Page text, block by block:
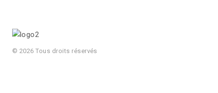
© 2026 Tous droits réservés